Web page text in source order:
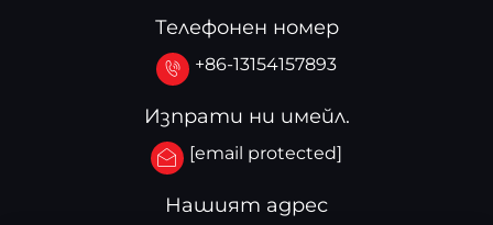
Телефонен номер
+86-13154157893
Изпрати ни имейл.
[email protected]
Нашият адрес